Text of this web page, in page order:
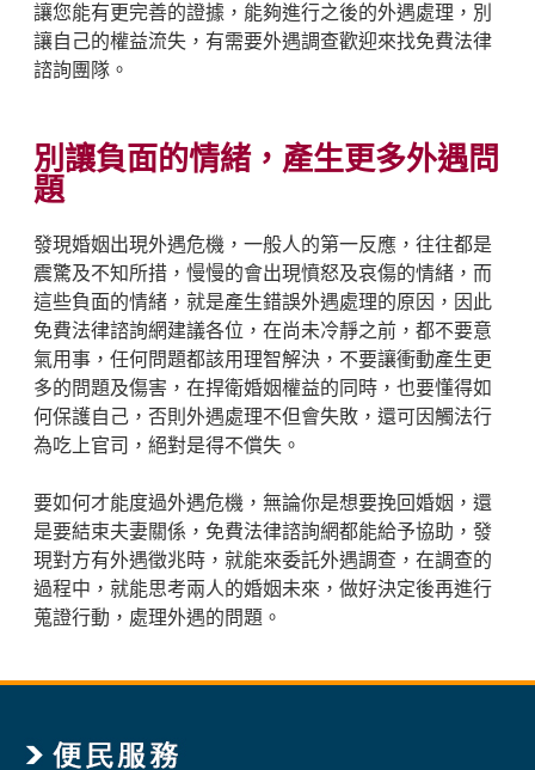
讓您能有更完善的證據，能夠進行之後的外遇處理，別
讓自己的權益流失，有需要外遇調查歡迎來找免費法律
諮詢團隊。
別讓負面的情緒，產生更多外遇問
題
發現婚姻出現外遇危機，一般人的第一反應，往往都是
震驚及不知所措，慢慢的會出現憤怒及哀傷的情緒，而
這些負面的情緒，就是產生錯誤外遇處理的原因，因此
免費法律諮詢網建議各位，在尚未冷靜之前，都不要意
氣用事，任何問題都該用理智解決，不要讓衝動產生更
多的問題及傷害，在捍衛婚姻權益的同時，也要懂得如
何保護自己，否則外遇處理不但會失敗，還可因觸法行
為吃上官司，絕對是得不償失。
要如何才能度過外遇危機，無論你是想要挽回婚姻，還
是要結束夫妻關係，免費法律諮詢網都能給予協助，發
現對方有外遇徵兆時，就能來委託外遇調查，在調查的
過程中，就能思考兩人的婚姻未來，做好決定後再進行
蒐證行動，處理外遇的問題。